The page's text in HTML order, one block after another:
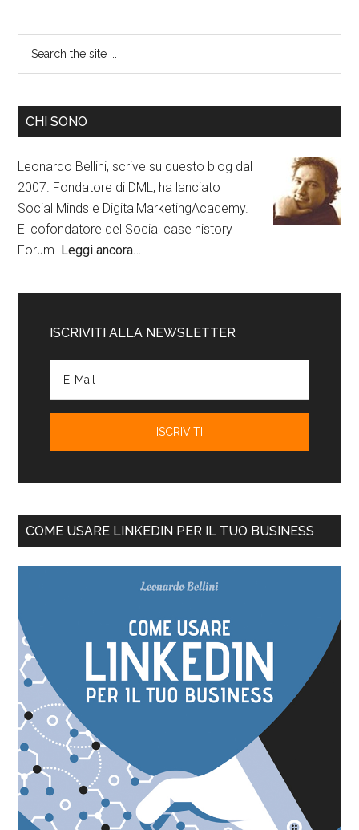
CHI SONO
Leonardo Bellini, scrive su questo blog dal
2007. Fondatore di DML, ha lanciato
Social Minds e DigitalMarketingAcademy.
E' cofondatore del Social case history
Forum. Leggi ancora…
ISCRIVITI ALLA NEWSLETTER
COME USARE LINKEDIN PER IL TUO BUSINESS